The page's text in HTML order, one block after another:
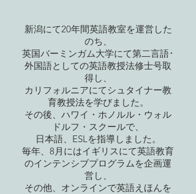
新潟にて20年間英語教室を運営した
のち、
英国バーミンガム大学にて第二言語･
外国語としての英語教授法修士号取
得し、
カリフォルニアにてシュタイナー教
育教授法を学びました。
その後、ハワイ・ホノルル・ウォル
ドルフ・スクールで、
日本語、ESLを指導しました。
毎年、8月にはイギリスにて英語教育
のインテンシブプログラムを企画運
営し、
その他、オンラインで英語えほんを